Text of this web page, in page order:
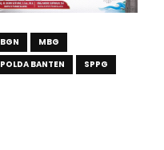
BGN
MBG
POLDA BANTEN
SPPG